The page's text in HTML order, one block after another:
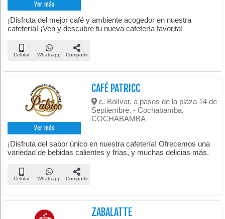
Ver más
¡Disfruta del mejor café y ambiente acogedor en nuestra
cafetería! ¡Ven y descubre tu nueva cafetería favorita!
Celular Whatsapp Compartir
Ver más
CAFÉ PATRICC
c. Bolívar, a pasos de la plaza 14 de
Septiembre. - Cochabamba,
COCHABAMBA
¡Disfruta del sabor único en nuestra cafetería! Ofrecemos una
variedad de bebidas calientes y frías, y muchas delicias más.
Celular Whatsapp Compartir
ZABALATTE